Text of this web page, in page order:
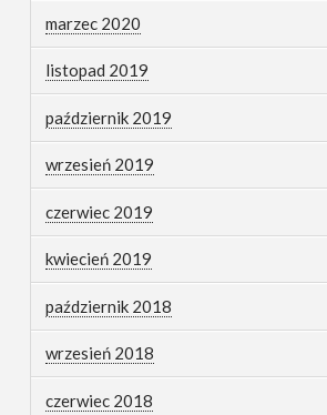
marzec 2020
listopad 2019
październik 2019
wrzesień 2019
czerwiec 2019
kwiecień 2019
październik 2018
wrzesień 2018
czerwiec 2018